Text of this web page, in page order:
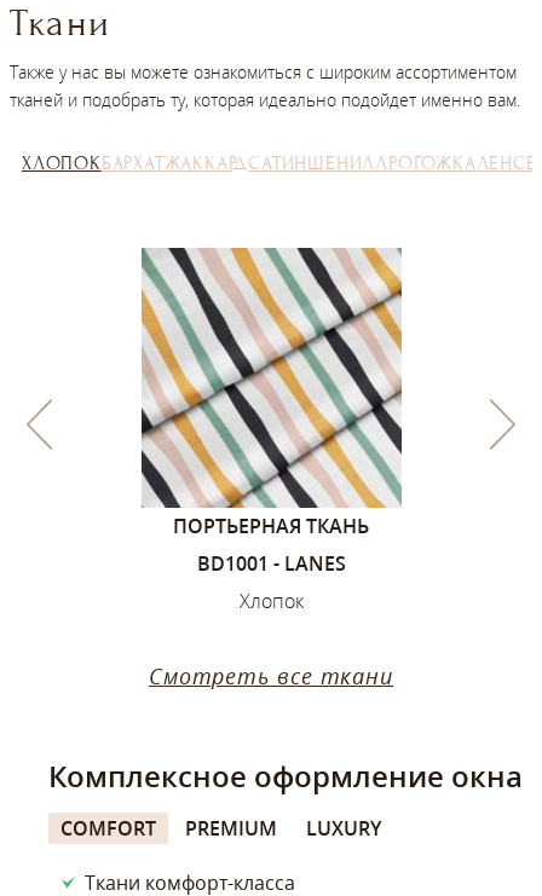
Ткани
Также у нас вы можете ознакомиться с широким ассортиментом
тканей и подобрать ту, которая идеально подойдет именно вам.
ХЛОПОКБАРХАТЖАККАРДСАТИНШЕНИЛЛРОГОЖКАЛЕН
ПОРТЬЕРНАЯ ТКАНЬ
BD1001 - LANES
Хлопок
Смотреть все ткани
Комплексное оформление окна
COMFORT PREMIUM LUXURY
Ткани комфорт-класса